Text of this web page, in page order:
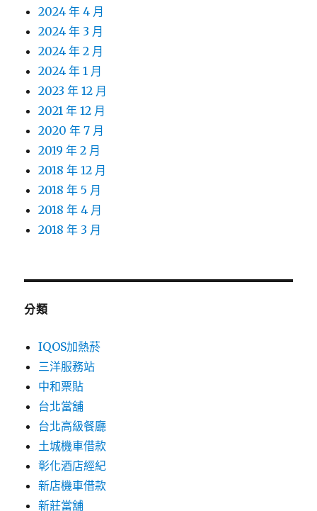
2024 年 4 月
2024 年 3 月
2024 年 2 月
2024 年 1 月
2023 年 12 月
2021 年 12 月
2020 年 7 月
2019 年 2 月
2018 年 12 月
2018 年 5 月
2018 年 4 月
2018 年 3 月
分類
IQOS加熱菸
三洋服務站
中和票貼
台北當舖
台北高級餐廳
土城機車借款
彰化酒店經紀
新店機車借款
新莊當舖